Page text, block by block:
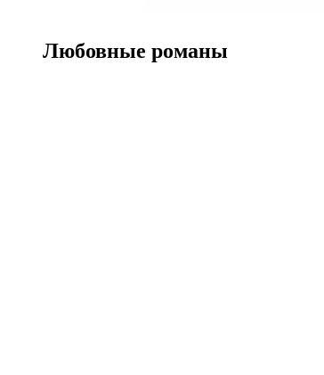
Любовные романы